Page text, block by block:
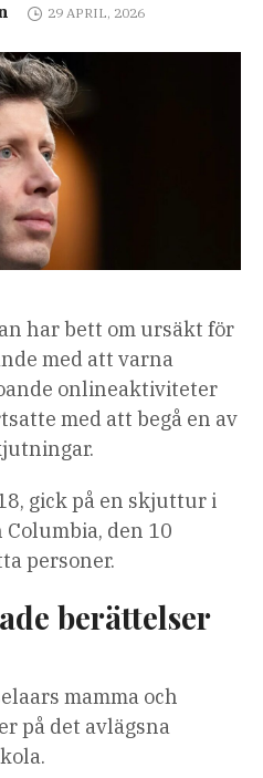
29 APRIL, 2026
har bett om ursäkt för
med att varna
onlineaktiviteter
med att begå en av
gick på en skjuttur i
den 10
personer.
berättelser
mamma och
på det avlägsna